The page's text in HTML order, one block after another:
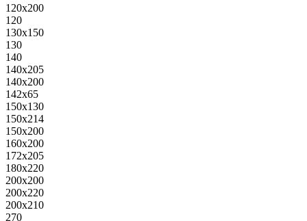
120х200
120
130х150
130
140
140х205
140х200
142х65
150х130
150х214
150х200
160х200
172х205
180х220
200х200
200х220
200х210
270